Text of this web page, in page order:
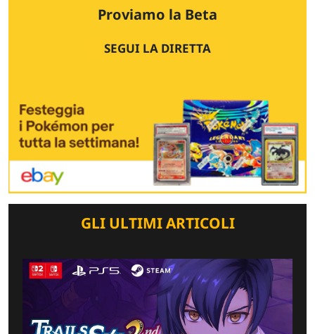
Proviamo la Beta
SEGUI LA DIRETTA
GLI ULTIMI ARTICOLI